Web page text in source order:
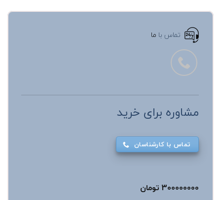
تماس با ما
مشاوره برای خرید
تماس با کارشناسان
300000000 تومان